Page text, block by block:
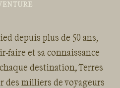
depuis plus de 50 ans,
faire et sa connaissance
destination, Terres
des milliers de voyageurs